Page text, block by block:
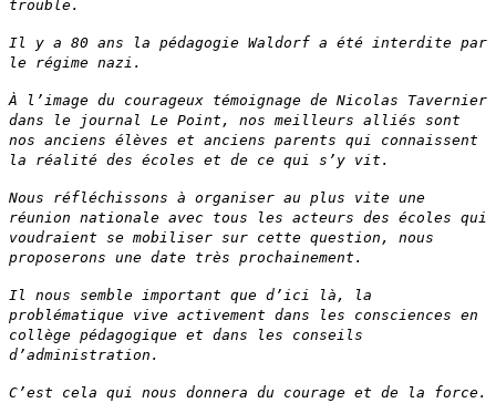
trouble.
Il y a 80 ans la pédagogie Waldorf a été interdite par
le régime nazi.
À l’image du courageux témoignage de Nicolas Tavernier
dans le journal Le Point, nos meilleurs alliés sont
nos anciens élèves et anciens parents qui connaissent
la réalité des écoles et de ce qui s’y vit.
Nous réfléchissons à organiser au plus vite une
réunion nationale avec tous les acteurs des écoles qui
voudraient se mobiliser sur cette question, nous
proposerons une date très prochainement.
Il nous semble important que d’ici là, la
problématique vive activement dans les consciences en
collège pédagogique et dans les conseils
d’administration.
C’est cela qui nous donnera du courage et de la force.